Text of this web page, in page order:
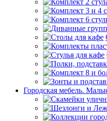
Городская мебель.